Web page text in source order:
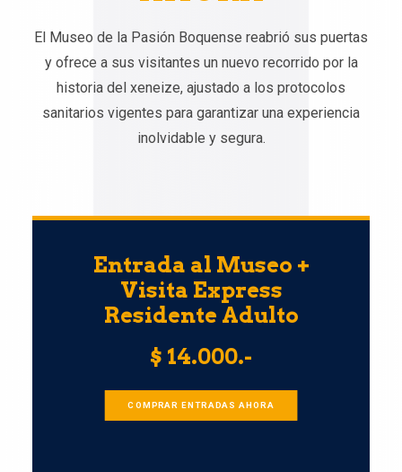
El Museo de la Pasión Boquense reabrió sus puertas
y ofrece a sus visitantes un nuevo recorrido por la
historia del xeneize, ajustado a los protocolos
sanitarios vigentes para garantizar una experiencia
inolvidable y segura.
Entrada al Museo +
Visita Express
Residente Adulto
$ 14.000.-
COMPRAR ENTRADAS AHORA